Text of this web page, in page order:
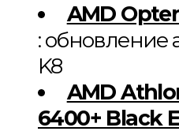
AMD
: обновление
K8
AMD
6400+ Black